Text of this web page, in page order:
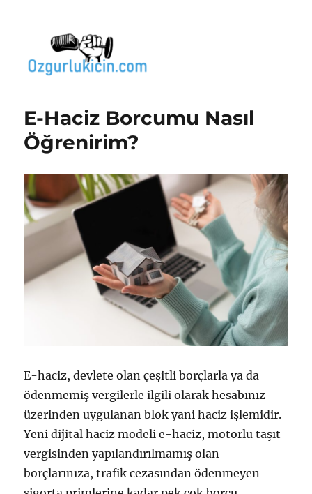
E-Haciz Borcumu Nasıl
Öğrenirim?
E-haciz, devlete olan çeşitli borçlarla ya da
ödenmemiş vergilerle ilgili olarak hesabınız
üzerinden uygulanan blok yani haciz işlemidir.
Yeni dijital haciz modeli e-haciz, motorlu taşıt
vergisinden yapılandırılmamış olan
borçlarınıza, trafik cezasından ödenmeyen